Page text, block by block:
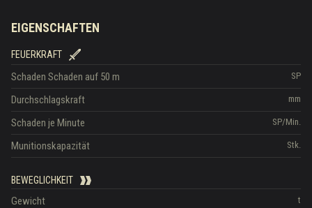
EIGENSCHAFTEN
FEUERKRAFT
SP
Schaden Schaden auf 50 m
mm
Durchschlagskraft
SP/Min.
Schaden je Minute
Stk.
Munitionskapazität
BEWEGLICHKEIT
t
Gewicht